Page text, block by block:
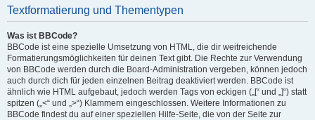
Textformatierung und Thementypen
Was ist BBCode?
BBCode ist eine spezielle Umsetzung von HTML, die dir weitreichende
Formatierungsmöglichkeiten für deinen Text gibt. Die Rechte zur Verwendung
von BBCode werden durch die Board-Administration vergeben, können jedoch
auch durch dich für jeden einzelnen Beitrag deaktiviert werden. BBCode ist
ähnlich wie HTML aufgebaut, jedoch werden Tags von eckigen („[“ und „]“) statt
spitzen („<“ und „>“) Klammern eingeschlossen. Weitere Informationen zu
BBCode findest du auf einer speziellen Hilfe-Seite, die von der Seite zur